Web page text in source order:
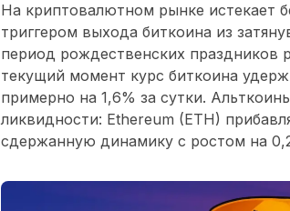
На криптовалютном рынке истекает
триггером выхода биткоина из
период рождественских праздников
текущий момент курс биткоина
примерно на 1,6% за сутки.
ликвидности: Ethereum (ETH)
сдержанную динамику с ростом на